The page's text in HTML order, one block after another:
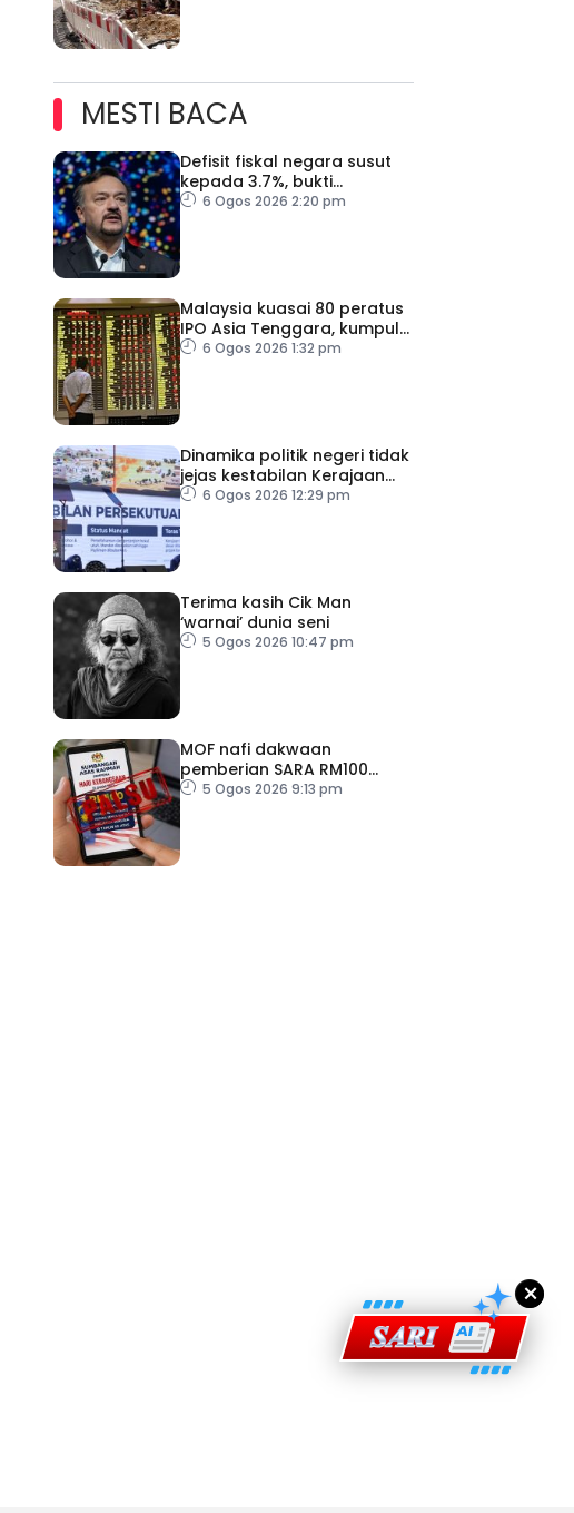
MESTI BACA
Defisit fiskal negara susut
kepada 3.7%, bukti
keyakinan pelabur masih
6 Ogos 2026 2:20 pm
Malaysia kuasai 80 peratus
IPO Asia Tenggara, kumpul
AS$1.4 bilion separuh
6 Ogos 2026 1:32 pm
Dinamika politik negeri tidak
jejas kestabilan Kerajaan
Perpaduan Persekutuan –
6 Ogos 2026 12:29 pm
Terima kasih Cik Man
‘warnai’ dunia seni
5 Ogos 2026 10:47 pm
MOF nafi dakwaan
pemberian SARA RM100
sempena Hari Kebangsaan
5 Ogos 2026 9:13 pm
×